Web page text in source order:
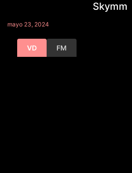
Skymm
mayo 23, 2024
VD FM